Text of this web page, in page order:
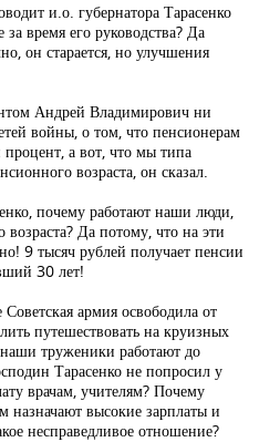
и.о. губернатора Тарасенко
время его руководства? Да
он старается, но улучшения
Андрей Владимирович ни
войны, о том, что пенсионерам
процент, а вот, что мы типа
возраста, он сказал.
почему работают наши люди,
Да потому, что на эти
9 тысяч рублей получает пенсии
30 лет!
армия освободила от
путешествовать на круизных
труженики работают до
Тарасенко не попросил у
врачам, учителям? Почему
назначают высокие зарплаты и
несправедливое отношение?